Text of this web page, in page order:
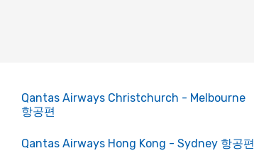
Qantas Airways Christchurch - Melbourne
항공편
Qantas Airways Hong Kong - Sydney 항공편